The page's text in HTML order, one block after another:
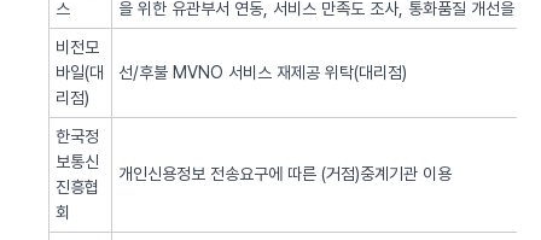
스
을 위한 유관부서 연동, 서비스 만족도 조사, 통화품질 개선을 위
비전모
바일(대
리점)
선/후불 MVNO 서비스 재제공 위탁(대리점)
한국정
보통신
진흥협
회
개인신용정보 전송요구에 따른 (거점)중계기관 이용